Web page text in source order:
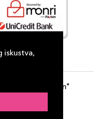
iskustva,
Lux Distribution"
Sarajevo